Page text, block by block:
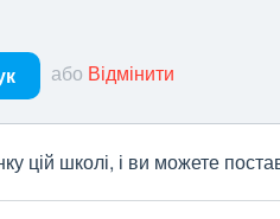
або Відмінити
цій школі, і ви можете